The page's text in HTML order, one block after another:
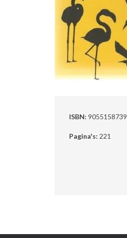
ISBN: 9055158739
Pagina's: 221